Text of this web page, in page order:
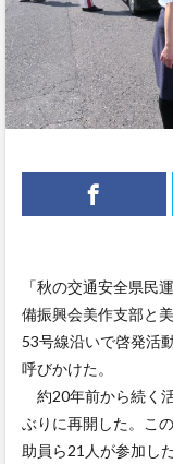
「秋の交通安全県民
備振興会美作支部と
53号線沿いで啓発活
呼びかけた。
約20年前から続く
ぶりに再開した。こ
助員ら21人が参加した